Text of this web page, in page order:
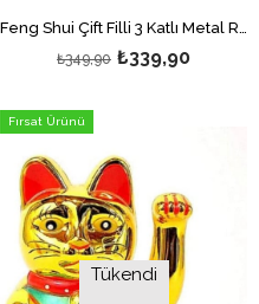
Feng Shui Çift Filli 3 Katlı Metal Rüzgar Çanı - 72 cm uzunluk
₺339,90
₺349,90
Tükendi
Fırsat Ürünü